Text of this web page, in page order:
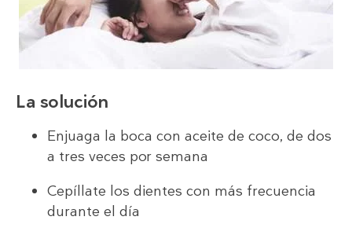
La solución
Enjuaga la boca con aceite de coco, de dos
a tres veces por semana
Cepíllate los dientes con más frecuencia
durante el día